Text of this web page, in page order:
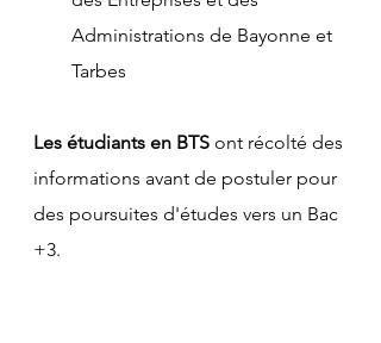
Administrations de Bayonne et
Tarbes
Les étudiants en BTS ont récolté des
informations avant de postuler pour
des poursuites d'études vers un Bac
+3.